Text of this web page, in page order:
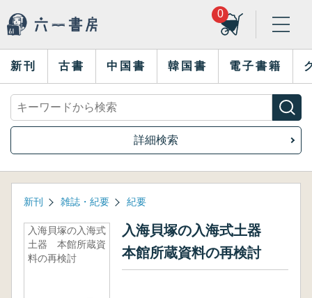
0
新刊 古書 中国書 韓国書 電子書籍
詳細検索
新刊 雑誌・紀要 紀要
入海貝塚の入海式
土器 本館所蔵資
料の再検討
入海貝塚の入海式土器
本館所蔵資料の再検討